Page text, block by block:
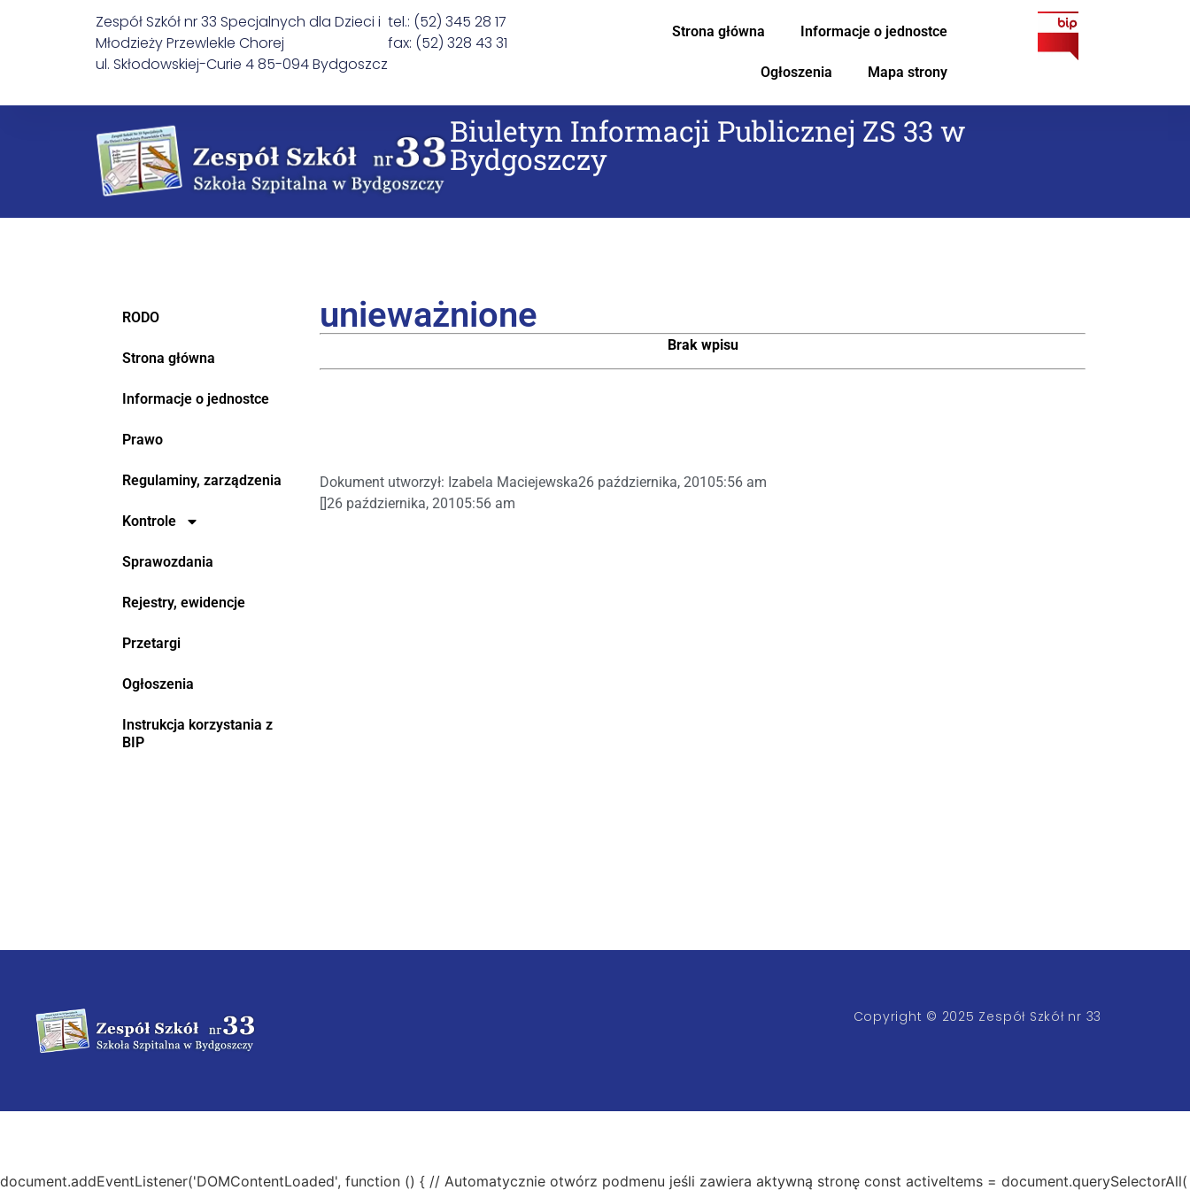
Zespół Szkół nr 33 Specjalnych dla Dzieci i
Młodzieży Przewlekle Chorej
ul. Skłodowskiej-Curie 4 85-094 Bydgoszcz
tel.: (52) 345 28 17
fax: (52) 328 43 31
Strona główna Informacje o jednostce
Ogłoszenia Mapa strony
Biuletyn Informacji Publicznej ZS 33 w
Bydgoszczy
RODO
Strona główna
Informacje o jednostce
Prawo
Regulaminy, zarządzenia
Kontrole
Sprawozdania
Rejestry, ewidencje
Przetargi
Ogłoszenia
Instrukcja korzystania z
BIP
unieważnione
Brak wpisu
Dokument utworzył: Izabela Maciejewska26 października, 20105:56 am
[]26 października, 20105:56 am
Copyright © 2025 Zespół Szkół nr 33
document.addEventListener('DOMContentLoaded', function () { // Automatycznie otwórz podmenu jeśli zawiera aktywną stronę const activeItems = document.querySelectorAll(